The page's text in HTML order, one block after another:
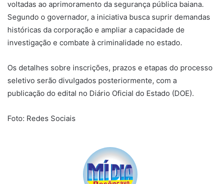
voltadas ao aprimoramento da segurança pública baiana.
Segundo o governador, a iniciativa busca suprir demandas
históricas da corporação e ampliar a capacidade de
investigação e combate à criminalidade no estado.
Os detalhes sobre inscrições, prazos e etapas do processo
seletivo serão divulgados posteriormente, com a
publicação do edital no Diário Oficial do Estado (DOE).
Foto: Redes Sociais